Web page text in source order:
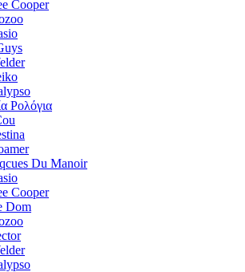
Cooper
Ρολόγια
Du Manoir
Cooper
Dom